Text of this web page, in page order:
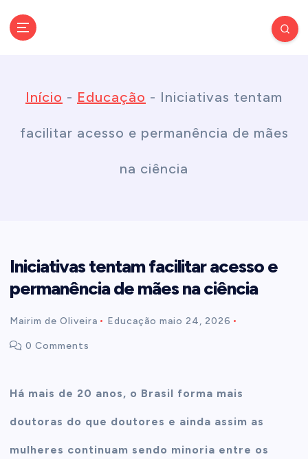
Início - Educação - Iniciativas tentam
facilitar acesso e permanência de mães
na ciência
Iniciativas tentam facilitar acesso e
permanência de mães na ciência
Mairim de Oliveira Educação maio 24, 2026
0 Comments
Há mais de 20 anos, o Brasil forma mais
doutoras do que doutores e ainda assim as
mulheres continuam sendo minoria entre os